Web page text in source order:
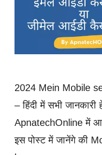
2024 Mein Mobile
– हिंदी में सभी जानकारी
ApnatechOnline में
इस पोस्ट में जानेंगे की